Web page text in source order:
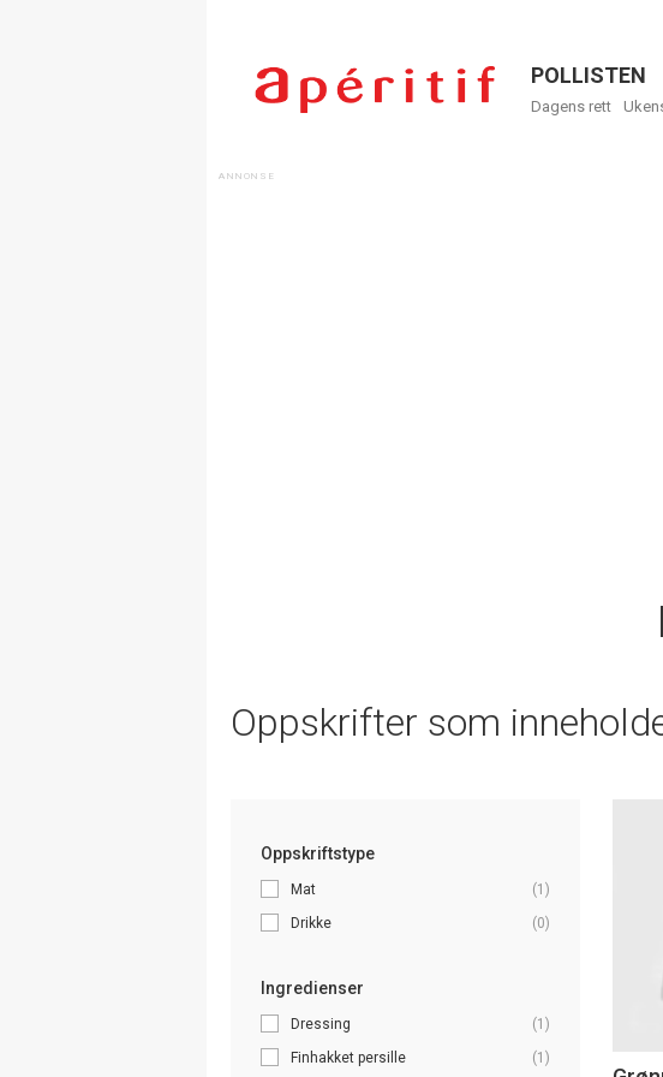
Menu
POLLISTEN
Dagens rett
Oppskrifter som
Oppskriftstype
Mat
(1)
Drikke
(0)
Ingredienser
Dressing
(1)
Finhakket persille
(1)